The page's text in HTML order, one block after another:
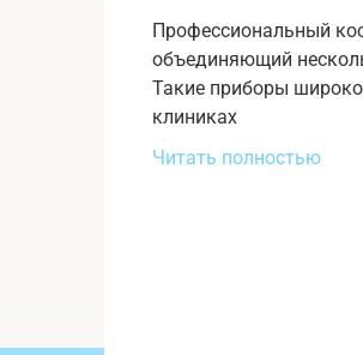
Профессиональный
объединяющий
Такие приборы широко
клиниках
Читать полностью